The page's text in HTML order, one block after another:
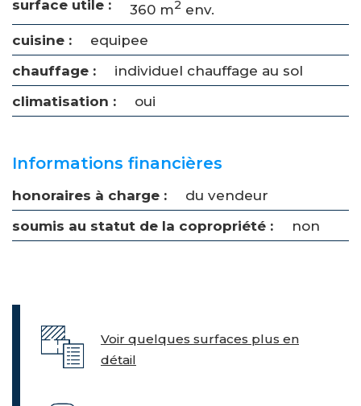
surface utile : 360 m2 env.
cuisine :
equipee
chauffage :
individuel chauffage au sol
climatisation :
oui
Informations financières
honoraires à charge :
du vendeur
soumis au statut de la copropriété :
non
Voir quelques surfaces plus en
détail